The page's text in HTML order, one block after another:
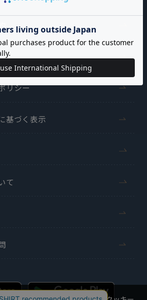
リシー
基づく表示
て